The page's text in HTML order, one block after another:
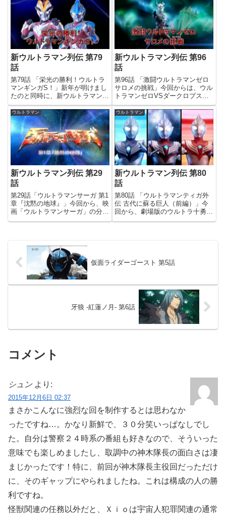
新ウルトラマン列伝 第79
話
第79話 「栄光の勝利！ウルトラ
マンギンガS！」新年が明けまし
たのと同時に、新ウルトラマン列
伝も7クール目がスタート。OP
が、ヒカルとショウの歌う「ウル
トラマンギンガの歌2015」にな
りました。ウルトラマンギンガの
歌がついにOPになったのか...
新ウルトラマン列伝 第96
話
第96話 「激闘ウルトラマンゼロ
サロメの挑戦」今回からは、ウル
トラマンゼロVSダークロプスゼ
ロの分割放送がスタート。ゼロが
ナビゲーターだと、ウル伝見て
る！って感じになりますね。感想
については以前放送された時の記
事を…と思ったんですが、前回...
ウルトラマン
新ウルトラマン列伝 第29
話
第29話「ウルトラマンサーガ 第1
章『沈黙の地球』」今回から、映
画「ウルトラマンサーガ」の分割
放送がスタート！元々、サーガの
誰も思ってなかったんじゃないで
すかねぇ。これも、ウルトラ...
ウルトラマン
新ウルトラマン列伝 第80
話
第80話 「ウルトラマンティガ外
伝 古代に蘇る巨人（前編）」今
回から、劇場版のウルトラ十勇士
に向けて、平成ウルトラシリーズ
仮面ライダーゴースト 第5話
牙狼 -紅蓮ノ月- 第6話
コメント
シュン より:
2015年12月6日 02:37
まさかこんなに強烈な回を制作するとは思わなか
ったですね…。かなり新鮮で、３０分笑いっぱなしでし
た。自分は警察２４時系の番組も好きなので、そういった
意味でも楽しめましたし、取調中の神木隊長の面白さは凄
まじかったです！特に、前回が神木隊長主役回だっただけ
に、そのギャップにやられましたね。これは構成の人の勝
利ですね。
怪獣関連の任務以外だと、Ｘｉｏは宇宙人犯罪関連の通常